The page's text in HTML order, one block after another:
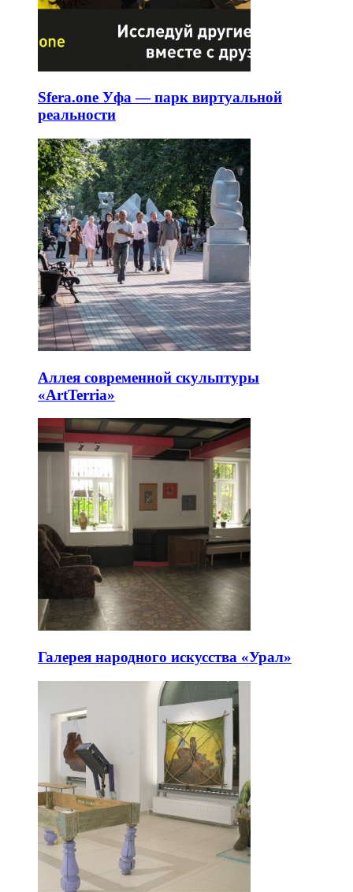
Sfera.one Уфа — парк виртуальной
реальности
Аллея современной скульптуры
«ArtTerria»
Галерея народного искусства «Урал»